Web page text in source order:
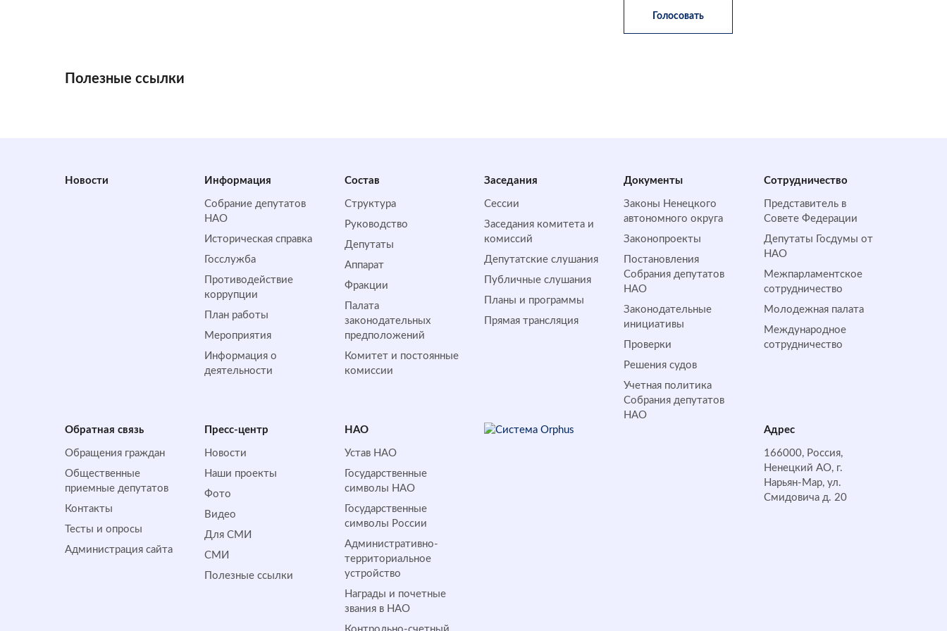
Полезные ссылки
Новости Информация
Собрание депутатов
НАО
Историческая справка
Госслужба
Противодействие
коррупции
План работы
Мероприятия
Информация о
деятельности
Состав
Структура
Руководство
Депутаты
Аппарат
Фракции
Палата
законодательных
предположений
Комитет и постоянные
комиссии
Заседания
Сессии
Заседания комитета и
комиссий
Депутатские слушания
Публичные слушания
Планы и программы
Прямая трансляция
Документы
Законы Ненецкого
автономного округа
Законопроекты
Постановления
Собрания депутатов
НАО
Законодательные
инициативы
Проверки
Решения судов
Учетная политика
Собрания депутатов
НАО
Сотрудничество
Представитель в
Совете Федерации
Депутаты Госдумы от
НАО
Межпарламентское
сотрудничество
Молодежная палата
Международное
сотрудничество
Обратная cвязь
Обращения граждан
Общественные
приемные депутатов
Контакты
Тесты и опросы
Администрация сайта
Пресс-центр
Новости
Наши проекты
Фото
Видео
Для СМИ
СМИ
Полезные ссылки
НАО
Устав НАО
Государственные
символы НАО
Государственные
символы России
Административно-
территориальное
устройство
Награды и почетные
звания в НАО
Адрес
166000, Россия,
Ненецкий АО, г.
Нарьян-Мар, ул.
Смидовича д. 20